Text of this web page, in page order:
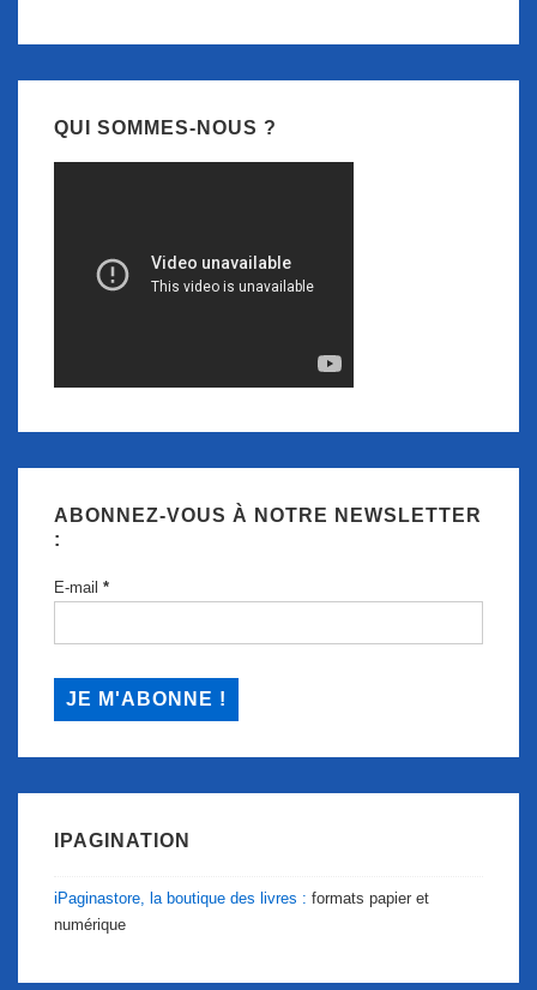
QUI SOMMES-NOUS ?
ABONNEZ-VOUS À NOTRE NEWSLETTER
:
E-mail *
IPAGINATION
iPaginastore, la boutique des livres : formats papier et
numérique